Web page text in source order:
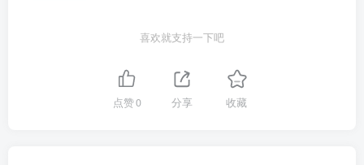
喜欢就支持一下吧
点赞0 分享 收藏